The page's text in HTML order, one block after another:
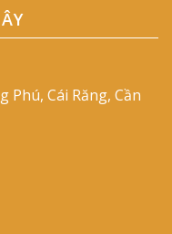
Cái Răng, Cần